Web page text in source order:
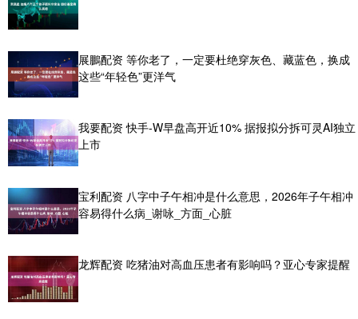
展鵬配资 等你老了，一定要杜绝穿灰色、藏蓝色，换成
这些“年轻色”更洋气
我要配资 快手-W早盘高开近10% 据报拟分拆可灵AI独立
上市
宝利配资 八字中子午相冲是什么意思，2026年子午相冲
容易得什么病_谢咏_方面_心脏
龙辉配资 吃猪油对高血压患者有影响吗？亚心专家提醒